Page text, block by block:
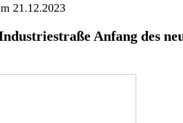
21.12.2023
Anfang des